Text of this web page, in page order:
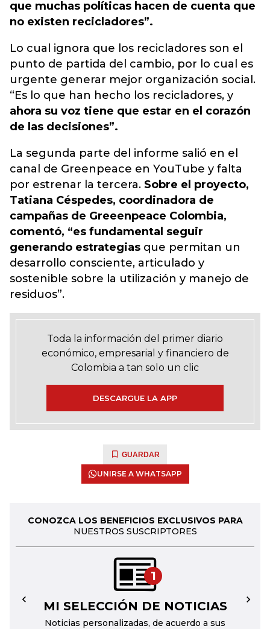
que muchas políticas hacen de cuenta que
no existen recicladores”.
Lo cual ignora que los recicladores son el
punto de partida del cambio, por lo cual es
urgente generar mejor organización social.
“Es lo que han hecho los recicladores, y
ahora su voz tiene que estar en el corazón
de las decisiones”.
La segunda parte del informe salió en el
canal de Greenpeace en YouTube y falta
por estrenar la tercera. Sobre el proyecto,
Tatiana Céspedes, coordinadora de
campañas de Greeenpeace Colombia,
comentó, “es fundamental seguir
generando estrategias que permitan un
desarrollo consciente, articulado y
sostenible sobre la utilización y manejo de
residuos”.
Toda la información del primer diario
económico, empresarial y financiero de
Colombia a tan solo un clic
DESCARGUE LA APP
GUARDAR
UNIRSE A WHATSAPP
CONOZCA LOS BENEFICIOS EXCLUSIVOS PARA
NUESTROS SUSCRIPTORES
1
MI SELECCIÓN DE NOTICIAS
Noticias personalizadas, de acuerdo a sus
← →